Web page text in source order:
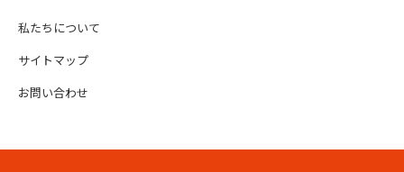
私たちについて
サイトマップ
お問い合わせ